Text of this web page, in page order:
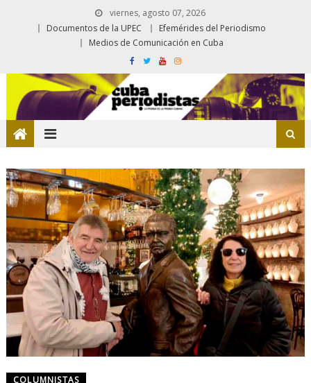
viernes, agosto 07, 2026
Documentos de la UPEC
Efemérides del Periodismo
Medios de Comunicación en Cuba
COLUMNISTAS